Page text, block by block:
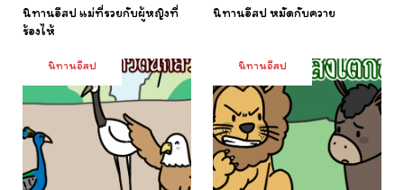
นิทานอีสป แม่ที่รวยกับผู้หญิงที่
ร้องไห้
นิทานอีสป หมัดกับควาย
นิทานอีสป นิทานอีสป